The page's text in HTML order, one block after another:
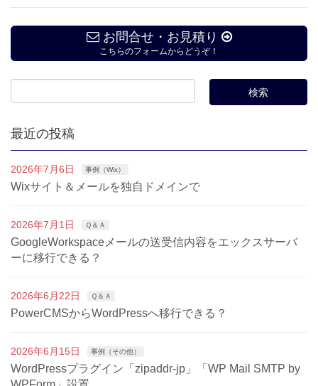
お問合せ・お見積り
こちらのフォームからどうぞ！
最近の投稿
2026年7月6日 事例（Wix）
Wixサイト＆メールを独自ドメインで
2026年7月1日 Ｑ＆Ａ
GoogleWorkspaceメールの送受信内容をエックスサーバ
ーに移行できる？
2026年6月22日 Ｑ＆Ａ
PowerCMSからWordPressへ移行できる？
2026年6月15日 事例（その他）
WordPressプラグイン「zipaddr-jp」「WP Mail SMTP by